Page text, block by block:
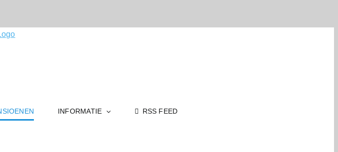
INFORMATIE RSS FEED